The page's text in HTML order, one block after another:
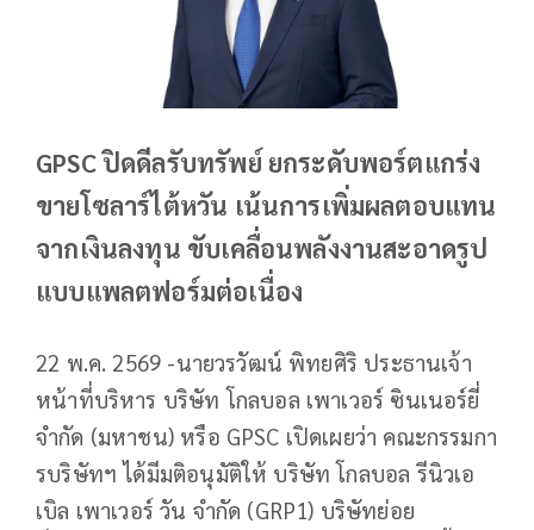
GPSC ปิดดีลรับทรัพย์ ยกระดับพอร์ตแกร่ง
ขายโซลาร์ไต้หวัน เน้นการเพิ่มผลตอบแทน
จากเงินลงทุน ขับเคลื่อนพลังงานสะอาดรูป
แบบแพลตฟอร์มต่อเนื่อง
22 พ.ค. 2569 -นายวรวัฒน์ พิทยศิริ ประธานเจ้า
หน้าที่บริหาร บริษัท โกลบอล เพาเวอร์ ซินเนอร์ยี่
จำกัด (มหาชน) หรือ GPSC เปิดเผยว่า คณะกรรมกา
รบริษัทฯ ได้มีมติอนุมัติให้ บริษัท โกลบอล รีนิวเอ
เบิล เพาเวอร์ วัน จำกัด (GRP1) บริษัทย่อย